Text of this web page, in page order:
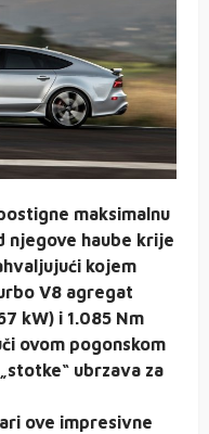
maksimalnu
njegove haube krije
kojem
V8 agregat
kW) i 1.085 Nm
ovom pogonskom
ubrzava za
ove impresivne